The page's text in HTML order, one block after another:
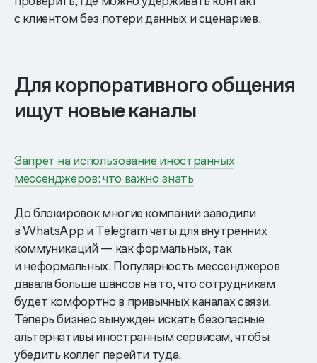
с клиентом без потери данных и сценариев.
Для корпоративного общения
ищут новые каналы
Запрет на использование иностранных
мессенджеров: что важно знать
До блокировок многие компании заводили
в WhatsApp и Telegram чаты для внутренних
коммуникаций — как формальных, так
и неформальных. Популярность мессенджеров
давала больше шансов на то, что сотрудникам
будет комфортно в привычных каналах связи.
Теперь бизнес вынужден искать безопасные
альтернативы иностранным сервисам, чтобы
убедить коллег перейти туда.